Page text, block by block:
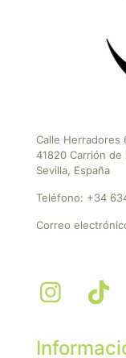
Calle Herradores
41820 Carrión de
Sevilla, España
Teléfono: +34
Correo